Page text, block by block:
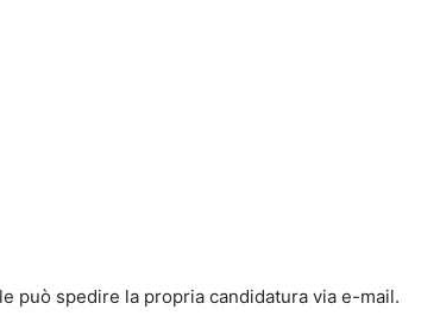
può spedire la propria candidatura via e-mail.